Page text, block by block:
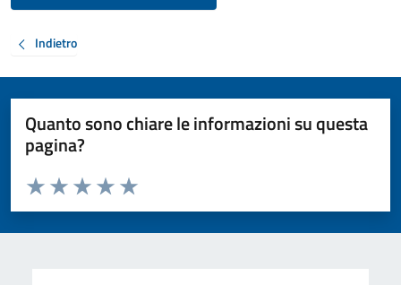
Indietro
Quanto sono chiare le informazioni su questa
pagina?
Valuta da 1 a 5 stelle la pagina
Valuta 5 stelle su 5
Valuta 4 stelle su 5
Valuta 3 stelle su 5
Valuta 2 stelle su 5
Valuta 1 stelle su 5